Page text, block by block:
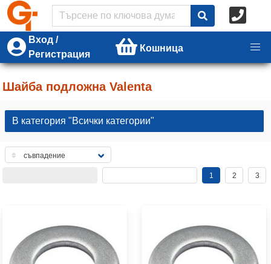
Вход /
Регистрация
Кошница
Шайба подложна Valenta
В категория "Всички категории"
1 2 3